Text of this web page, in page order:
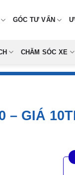
GÓC TƯ VẤN
CHĂM SÓC XE
– GIÁ